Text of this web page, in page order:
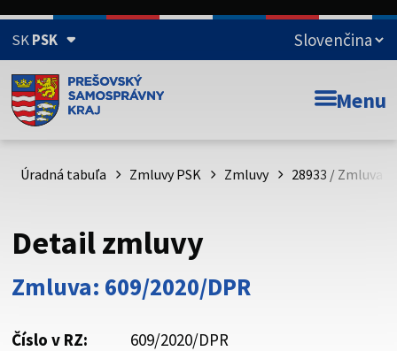
SKPSK
Doména psk.sk je oficiálna
Toto je oficiálna webová stránka Prešovského
psk.sk.
Buďte pozorní a vždy sa uistite, že zdieľate informácie iba
cez zabezpečenú webovú stránku. Zabezpečená stránka
vždy začína https:// pred názvom domény webového sídla.
Menu
Úradná tabuľa Zmluvy PSK Zmluvy 28933 / Zmluva
Detail zmluvy
Zmluva: 609/2020/DPR
Číslo v RZ:
609/2020/DPR